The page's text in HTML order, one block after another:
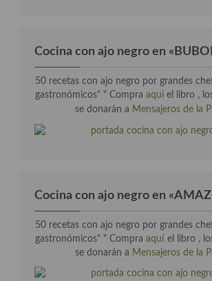
Cocina con ajo negro en
50 recetas con ajo negro por grandes
gastronómicos" " Compra aqui el libro ,
se donarán a Mensajeros de la
Cocina con ajo negro en
50 recetas con ajo negro por grandes
gastronómicos" " Compra aquíel libro ,
se donarán a Mensajeros de la